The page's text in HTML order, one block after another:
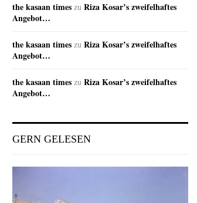
the kasaan times zu Riza Kosar’s zweifelhaftes
Angebot…
the kasaan times zu Riza Kosar’s zweifelhaftes
Angebot…
the kasaan times zu Riza Kosar’s zweifelhaftes
Angebot…
GERN GELESEN